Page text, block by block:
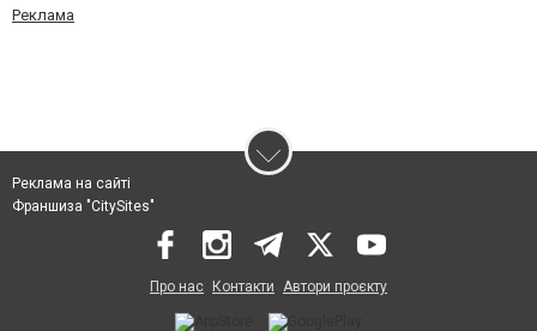
Реклама
Реклама на сайті
Франшиза "CitySites"
Про нас Контакти Автори проєкту